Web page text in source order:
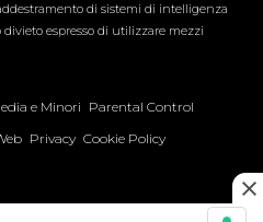
di sistemi di intelligenza
espresso di utilizzare mezzi
e Minori Parental Control
Privacy Cookie Policy